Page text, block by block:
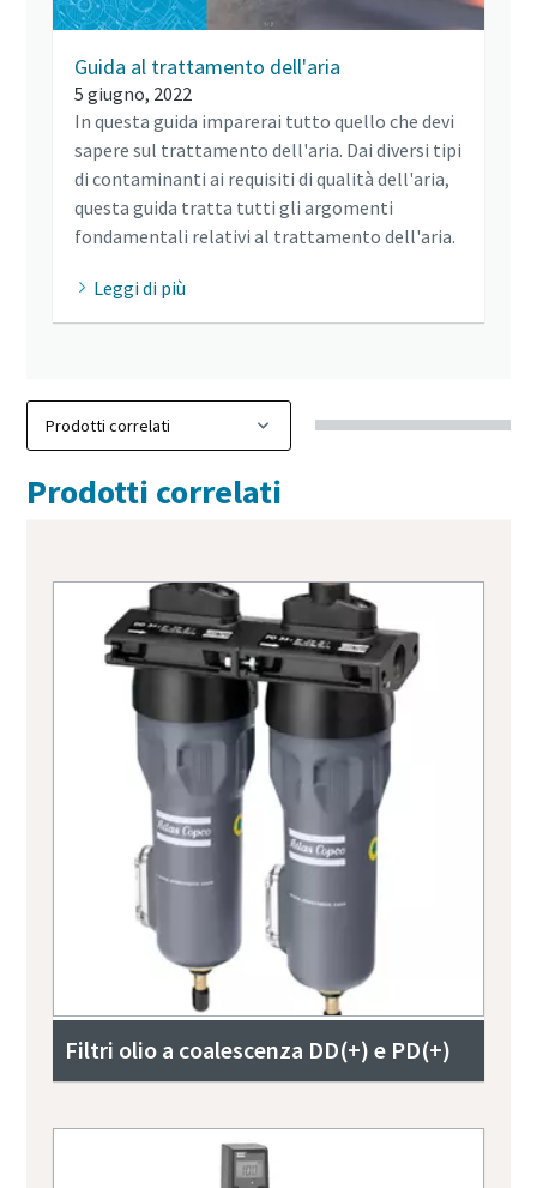
Guida al trattamento dell'aria
5 giugno, 2022
In questa guida imparerai tutto quello che devi
sapere sul trattamento dell'aria. Dai diversi tipi
di contaminanti ai requisiti di qualità dell'aria,
questa guida tratta tutti gli argomenti
fondamentali relativi al trattamento dell'aria.
Leggi di più
Prodotti correlati
Filtri olio a coalescenza DD(+) e PD(+)